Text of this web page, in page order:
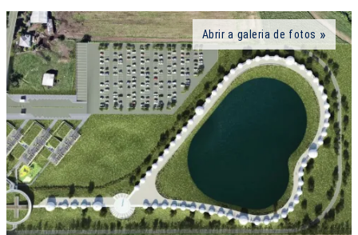
Abrir a galeria de fotos